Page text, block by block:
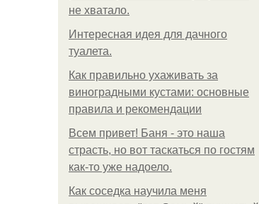
не хватало.
Интересная идея для дачного
туалета.
Как правильно ухаживать за
виноградными кустами: основные
правила и рекомендации
Всем привет! Баня - это наша
страсть, но вот таскаться по гостям
как-то уже надоело.
Как соседка научила меня